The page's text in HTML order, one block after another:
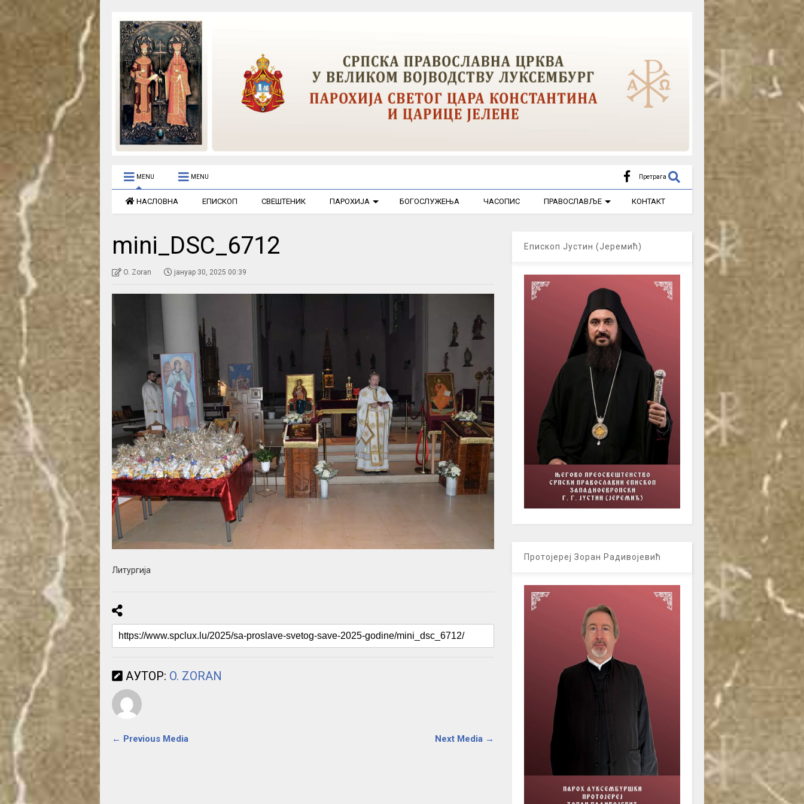
MENU MENU Претрага
НАСЛОВНА ЕПИСКОП СВЕШТЕНИК ПАРОХИЈА БОГОСЛУЖЕЊА ЧАСОПИС ПРАВОСЛАВЉЕ КОНТАКТ
mini_DSC_6712
O. Zoran јануар 30, 2025 00:39
Литургија
АУТОР: O. ZORAN
← Previous Media Next Media →
Епископ Јустин (Јеремић)
Протојереј Зоран Радивојевић